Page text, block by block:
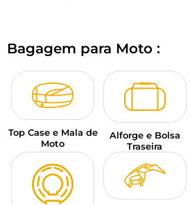
Bagagem para Moto :
Top Case e Mala de
Moto
Alforge e Bolsa
Traseira